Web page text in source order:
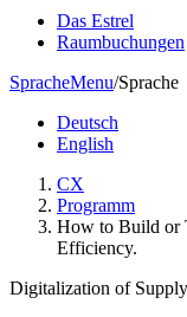
Das Estrel
Raumbuchungen
SpracheMenu/Sprache
Deutsch
English
CX
Programm
How to Build or
Efficiency.
Digitalization of